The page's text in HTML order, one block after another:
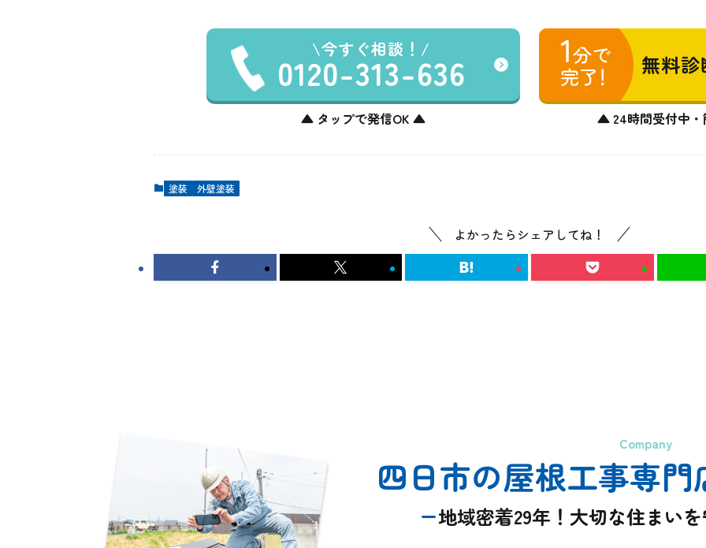
今すぐ相談！
0120-313-636
▲ タップで発信OK ▲
無料
▲ 24時間受付中
塗装 外壁塗装
よかったらシェアしてね！
Company
四日市の屋根工事専門
地域密着29年！大切な住まい